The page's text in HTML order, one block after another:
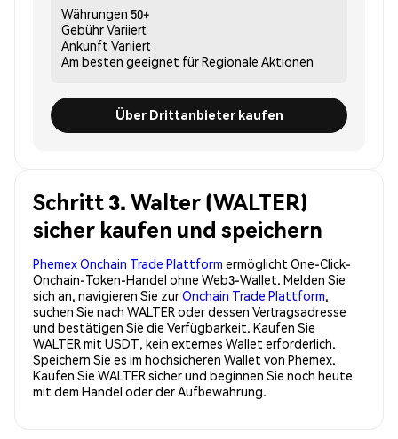
Währungen 50+
GebührVariiert
Ankunft Variiert
Am besten geeignet fürRegionale Aktionen
Über Drittanbieter kaufen
Schritt 3. Walter (WALTER)
sicher kaufen und speichern
Phemex Onchain Trade Plattform ermöglicht One-Click-
Onchain-Token-Handel ohne Web3-Wallet. Melden Sie
sich an, navigieren Sie zurOnchain Trade Plattform,
suchen Sie nach WALTER oder dessen Vertragsadresse
und bestätigen Sie die Verfügbarkeit. Kaufen Sie
WALTER mit USDT, kein externes Wallet erforderlich.
Speichern Sie es im hochsicheren Wallet von Phemex.
Kaufen Sie WALTER sicher und beginnen Sie noch heute
mit dem Handel oder der Aufbewahrung.